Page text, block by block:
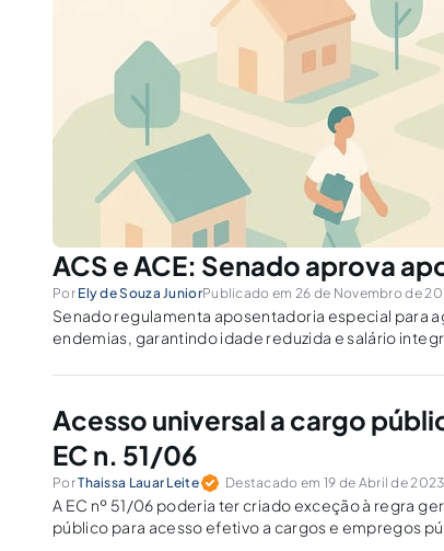
ACS e ACE: Senado aprova
Por Ely de Souza JuniorPublicado em 26 de Novembro de
Senado regulamenta aposentadoria especial para
endemias, garantindo idade reduzida e salário
Acesso universal a cargo
EC n. 51/06
PorThaissa Lauar Leite Destacado em 19 de Abril de 2023
A EC nº 51/06 poderia ter criado exceção à regra
público para acesso efetivo a cargos e empregos